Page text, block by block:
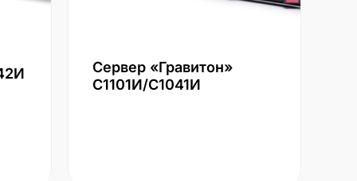
Сервер «Гравитон»
С1101И/С1041И